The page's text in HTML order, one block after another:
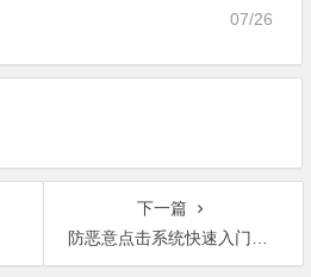
07/26
下一篇
防恶意点击系统快速入门说明